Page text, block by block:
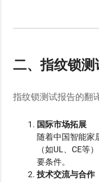
二、指纹锁
指纹锁测试报告的翻
国际市场拓展
随着中国智能家
（如UL、CE等
要条件。
技术交流与合作